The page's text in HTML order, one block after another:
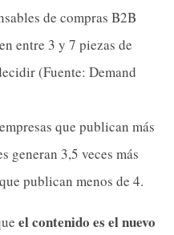
de compras B2B
entre 3 y 7 piezas de
(Fuente: Demand
que publican más
generan 3,5 veces más
publican menos de 4.
el contenido es el nuevo